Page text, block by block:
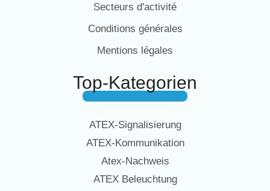
Secteurs d'activité
Conditions générales
Mentions légales
Top-Kategorien
ATEX-Signalisierung
ATEX-Kommunikation
Atex-Nachweis
ATEX Beleuchtung